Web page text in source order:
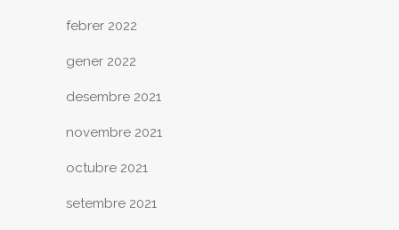
febrer 2022
gener 2022
desembre 2021
novembre 2021
octubre 2021
setembre 2021